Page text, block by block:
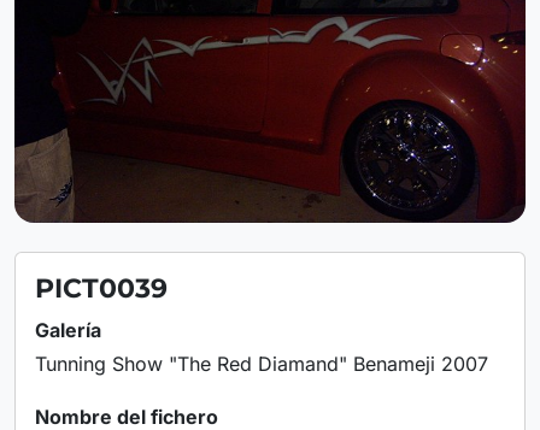
PICT0039
Galería
Tunning Show "The Red Diamand" Benameji 2007
Nombre del fichero